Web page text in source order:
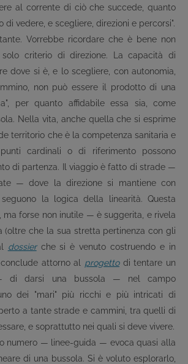
al corrente di ciò che succede, quanto
di vedere, e scegliere, direzioni e percorsi".
Vorrebbe ricordare che è bene non
criterio di direzione. La capacità di
dove si è, e lo scegliere, con autonomia,
non può essere il prodotto di una
per quanto affidabile essa sia, come
Nella vita, anche quella che si esprime
territorio che è la competenza sanitaria e
cardinali o di riferimento possono
di partenza. Il viaggio è fatto di strade —
— dove la direzione si mantiene con
la logica della linearità. Questa
ma forse non inutile — è suggerita, e rivela
(oltre che la sua stretta pertinenza con gli
dossierche si è venuto costruendo e in
attorno al progettodi tentare un
— di darsi una bussola — nel campo
dei "mari" più ricchi e più intricati di
a tante strade e cammini, tra quelli di
e soprattutto nei quali si deve vivere.
numero — linee-guida — evoca quasi alla
di una bussola. Si è voluto esplorarlo,